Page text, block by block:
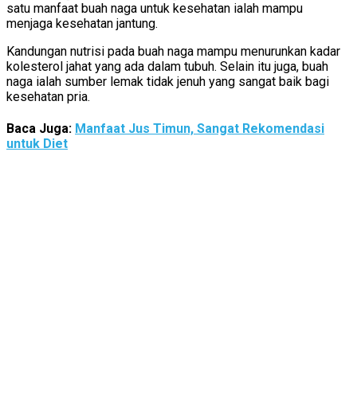
satu manfaat buah naga untuk kesehatan ialah mampu
menjaga kesehatan jantung.
Kandungan nutrisi pada buah naga mampu menurunkan kadar
kolesterol jahat yang ada dalam tubuh. Selain itu juga, buah
naga ialah sumber lemak tidak jenuh yang sangat baik bagi
kesehatan pria.
Baca Juga: Manfaat Jus Timun, Sangat Rekomendasi
untuk Diet